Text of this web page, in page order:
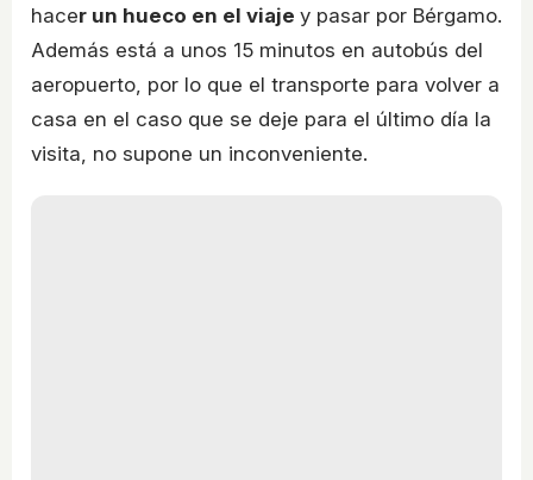
hacer un hueco en el viaje y pasar por Bérgamo.
Además está a unos 15 minutos en autobús del
aeropuerto, por lo que el transporte para volver a
casa en el caso que se deje para el último día la
visita, no supone un inconveniente.